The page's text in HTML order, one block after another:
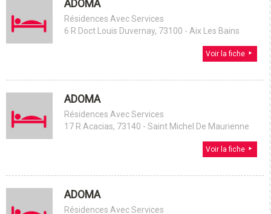
ADOMA
Résidences Avec Services
6 R Doct Louis Duvernay, 73100 - Aix Les Bains
Voir la fiche
ADOMA
Résidences Avec Services
17 R Acacias, 73140 - Saint Michel De Maurienne
Voir la fiche
ADOMA
Résidences Avec Services